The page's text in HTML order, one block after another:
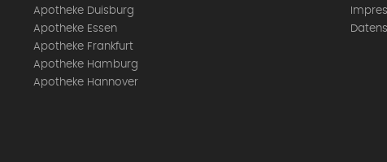
Apotheke Duisburg
Apotheke Essen
Apotheke Frankfurt
Apotheke Hamburg
Apotheke Hannover